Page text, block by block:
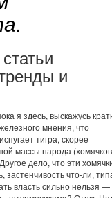
и
я здесь, выскажусь
мнения, что
тигра, скорее
массы народа
дело, что эти
что-ли,
власть сильно нельзя —